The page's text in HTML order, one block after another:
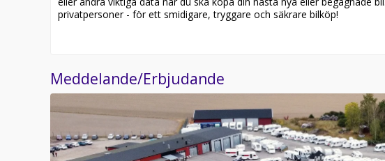
privatpersoner - för ett smidigare, tryggare och säkrare bilköp!
Meddelande/Erbjudande